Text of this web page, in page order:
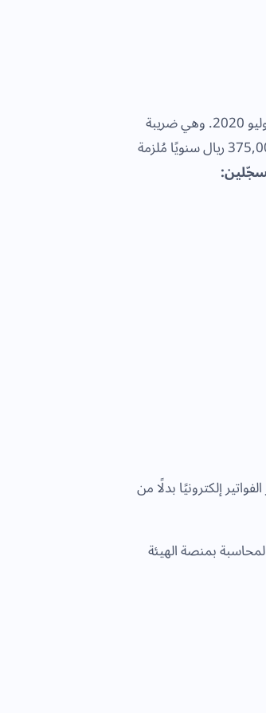
أدخلت المملكة ضريبة القيمة المضافة بنسبة 5% في يناير 2018، ثم رُفعت إلى 15% في يوليو 2020. وهي ضريبة
غير مباشرة تُفرض على معظم السلع والخدمات داخل المملكة. كل منشأة تتجاوز إيراداتها 375,000 ريال سنويًا مُلزمة
الفواتير إلكترونيًا بدلًا من
ربط نظام المحاسبة بمنصة الهيئة